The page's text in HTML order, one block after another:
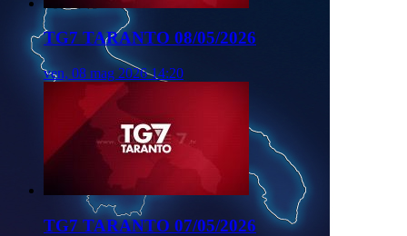
TG7 TARANTO 08/05/2026
ven, 08 mag 2026 14:20
TG7 TARANTO 07/05/2026